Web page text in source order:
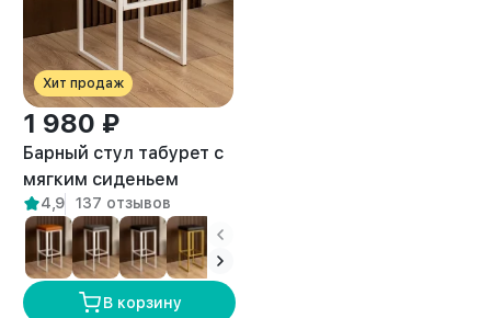
Хит продаж
1 980 ₽
Барный стул табурет с
мягким сиденьем
Гарда белый/белый
4,9 137 отзывов
В корзину